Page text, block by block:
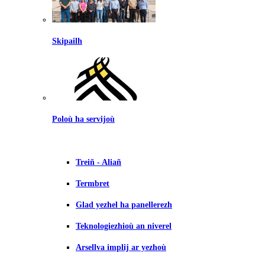
Skipailh
Poloù ha servijoù
Treiñ - Aliañ
Termbret
Glad yezhel ha panellerezh
Teknologiezhioù an niverel
Arsellva implij ar yezhoù